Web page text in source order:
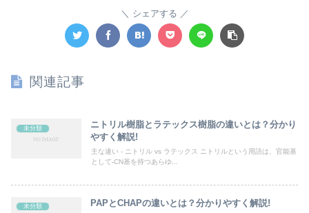
シェアする
関連記事
未分類
ニトリル樹脂とラテックス樹脂の違いとは？分かり
やすく解説!
主な違い - ニトリル vs ラテックス ニトリルという用語は、官能基
として-CN基を持つあらゆ...
未分類 PAPとCHAPの違いとは？分かりやすく解説!